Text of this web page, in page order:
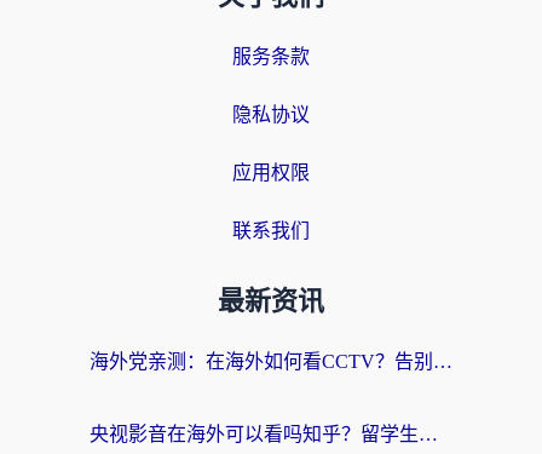
服务条款
隐私协议
应用权限
联系我们
最新资讯
海外党亲测：在海外如何看CCTV？告别“仅限大陆播放”的实用指南
央视影音在海外可以看吗知乎？留学生亲测：3步解决地域限制+追剧自由